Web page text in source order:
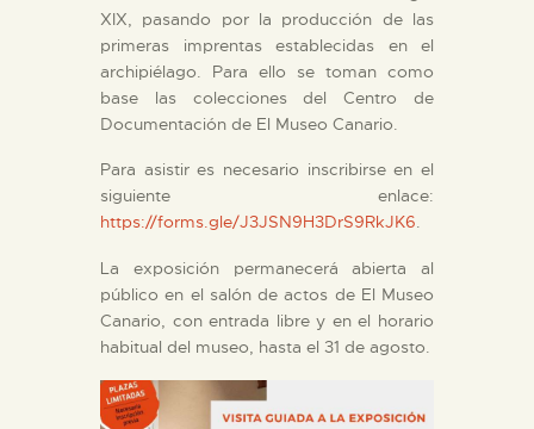
XIX, pasando por la producción de las
primeras imprentas establecidas en el
archipiélago. Para ello se toman como
base las colecciones del Centro de
Documentación de El Museo Canario.
Para asistir es necesario inscribirse en el
siguiente enlace:
https://forms.gle/J3JSN9H3DrS9RkJK6.
La exposición permanecerá abierta al
público en el salón de actos de El Museo
Canario, con entrada libre y en el horario
habitual del museo, hasta el 31 de agosto.